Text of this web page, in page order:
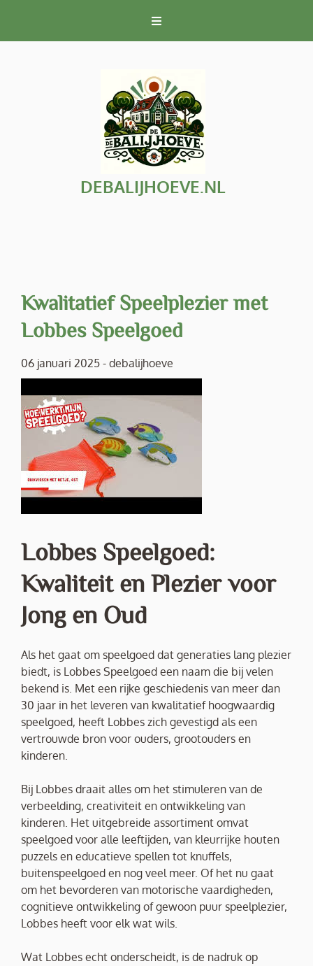
inhoud
DEBALIJHOEVE.NL
Kwalitatief Speelplezier met
Lobbes Speelgoed
06 januari 2025 - debalijhoeve
Lobbes Speelgoed:
Kwaliteit en Plezier voor
Jong en Oud
Als het gaat om speelgoed dat generaties lang plezier
biedt, is Lobbes Speelgoed een naam die bij velen
bekend is. Met een rijke geschiedenis van meer dan
30 jaar in het leveren van kwalitatief hoogwaardig
speelgoed, heeft Lobbes zich gevestigd als een
vertrouwde bron voor ouders, grootouders en
kinderen.
Bij Lobbes draait alles om het stimuleren van de
verbeelding, creativiteit en ontwikkeling van
kinderen. Het uitgebreide assortiment omvat
speelgoed voor alle leeftijden, van kleurrijke houten
puzzels en educatieve spellen tot knuffels,
buitenspeelgoed en nog veel meer. Of het nu gaat
om het bevorderen van motorische vaardigheden,
cognitieve ontwikkeling of gewoon puur speelplezier,
Lobbes heeft voor elk wat wils.
Wat Lobbes echt onderscheidt, is de nadruk op